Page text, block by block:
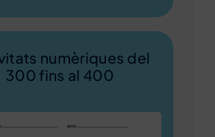
numèriques del
300 fins al 400